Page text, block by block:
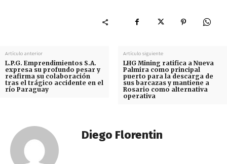
Artículo anterior
L.P.G. Emprendimientos S.A.
expresa su profundo pesar y
reafirma su colaboración
tras el trágico accidente en el
río Paraguay
Artículo siguiente
LHG Mining ratifica a Nueva
Palmira como principal
puerto para la descarga de
sus barcazas y mantiene a
Rosario como alternativa
operativa
Diego Florentin